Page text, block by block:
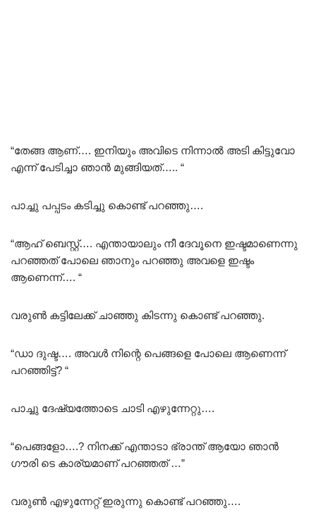
“തേങ്ങ ആണ്…. ഇനിയും അവിടെ നിന്നാൽ അടി കിട്ടുവോ
എന്ന്‌ പേടിച്ചാ ഞാൻ മുങ്ങിയത്….. “
പാച്ചു പപ്പടം കടിച്ചു കൊണ്ട് പറഞ്ഞു….
“ആഹ് ബെസ്റ്റ്…. എന്തായാലും നീ ദേവൂനെ ഇഷ്ടമാണെന്നു
പറഞ്ഞത് പോലെ ഞാനും പറഞ്ഞു അവളെ ഇഷ്ടം
ആണെന്ന്…. “
വരുൺ കട്ടിലേക്ക് ചാഞ്ഞു കിടന്നു കൊണ്ട് പറഞ്ഞു.
“ഡാ ദുഷ്ട…. അവൾ നിന്റെ പെങ്ങളെ പോലെ ആണെന്ന്
പറഞ്ഞിട്ട്? “
പാച്ചു ദേഷ്യത്തോടെ ചാടി എഴുന്നേറ്റു….
“പെങ്ങളോ….? നിനക്ക് എന്താടാ ഭ്രാന്ത് ആയോ ഞാൻ
ഗൗരി ടെ കാര്യമാണ് പറഞ്ഞത് …”
വരുൺ എഴുന്നേറ്റ് ഇരുന്നു കൊണ്ട് പറഞ്ഞു….